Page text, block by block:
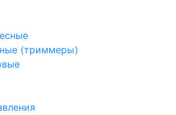
(триммеры)